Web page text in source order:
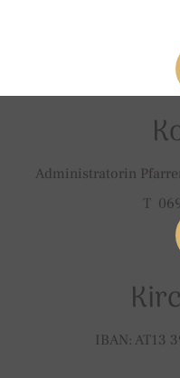
Administratorin
T
IBAN: AT13